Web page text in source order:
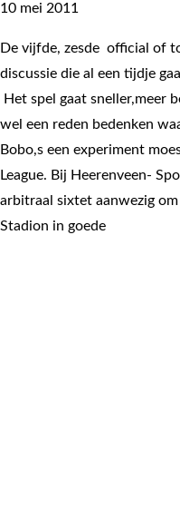
10 mei 2011
De vijfde, zesde official of
discussie die al een tijdje
Het spel gaat sneller,meer
wel een reden bedenken
Bobo,s een experiment
League. Bij Heerenveen-
arbitraal sixtet aanwezig
Stadion in goede